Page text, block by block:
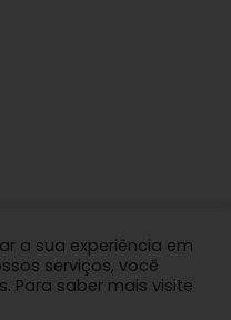
a sua experiência em
serviços, você
Para saber mais visite